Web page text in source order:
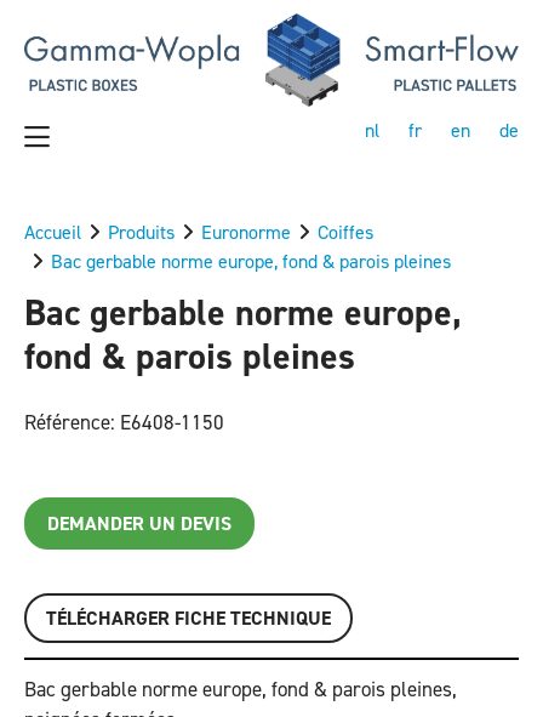
nl fr en de
Accueil Produits Euronorme
Coiffes
Bac gerbable norme europe, fond & parois pleines
Bac gerbable norme europe,
fond & parois pleines
Référence: E6408-1150
DEMANDER UN DEVIS
TÉLÉCHARGER FICHE TECHNIQUE
Bac gerbable norme europe, fond & parois pleines,